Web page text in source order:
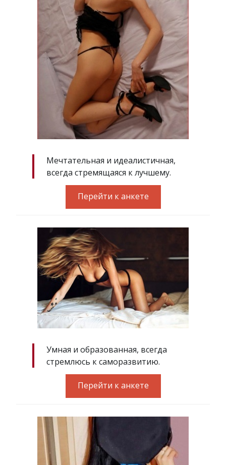
Мечтательная и идеалистичная,
всегда стремящаяся к лучшему.
Перейти к анкете
Умная и образованная, всегда
стремлюсь к саморазвитию.
Перейти к анкете